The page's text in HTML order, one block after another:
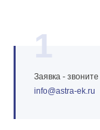
1
Заявка - звоните
info@astra‑ek.ru